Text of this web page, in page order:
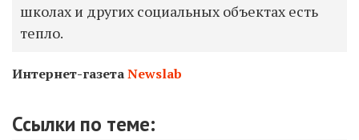
школах и других социальных объектах есть
тепло.
Интернет-газетаNewslab
Ссылки по теме: